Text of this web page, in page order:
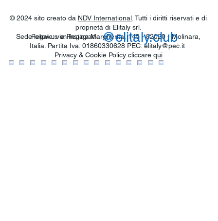
© 2024 sito creato da NDV International. Tutti i diritti riservati e di
proprietà di Elitaly srl.
Sede legale: via Regina Margherita, 145 - 82020 - Molinara,
Italia. Partita Iva: 01860330628 PEC:elitaly@pec.it
Privacy & Cookie Policy cliccare qui
Follow us on Instagram @elitaly.club